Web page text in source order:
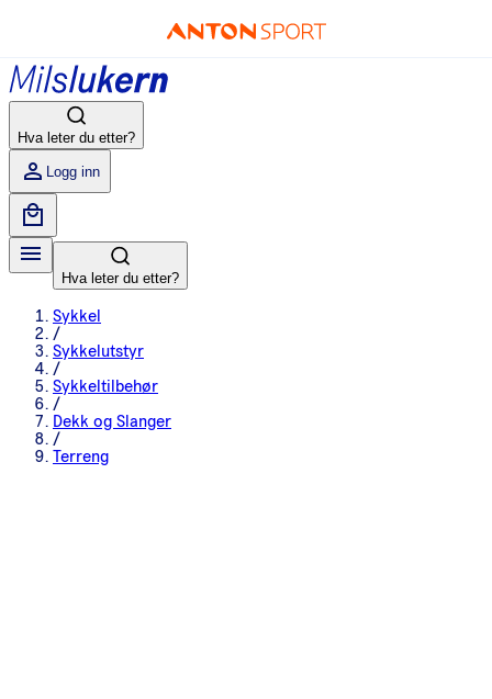
Hva leter du etter?
Logg inn
Hva leter du etter?
Sykkel
/
Sykkelutstyr
/
Sykkeltilbehør
/
Dekk og Slanger
/
Terreng